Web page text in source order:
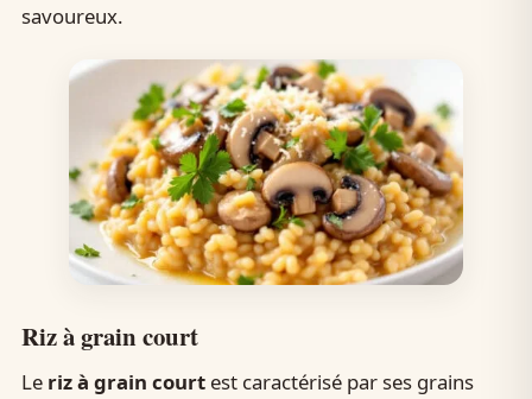
savoureux.
Riz à grain court
Le riz à grain courtest caractérisé par ses grains